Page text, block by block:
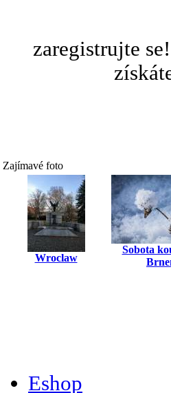
zaregistrujte
Zajímavé foto
Wroclaw
Sobota
Eshop